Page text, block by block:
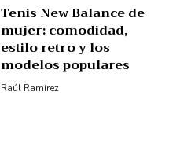
Tenis New Balance de
mujer: comodidad,
estilo retro y los
modelos populares
Raúl Ramírez